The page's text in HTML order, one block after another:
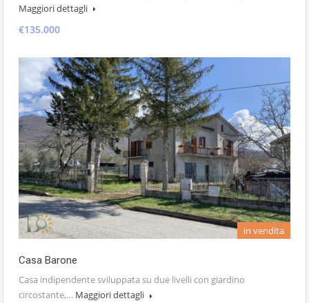
Maggiori dettagli
€135.000
in vendita
Casa Barone
Casa indipendente sviluppata su due livelli con giardino
circostante,… Maggiori dettagli